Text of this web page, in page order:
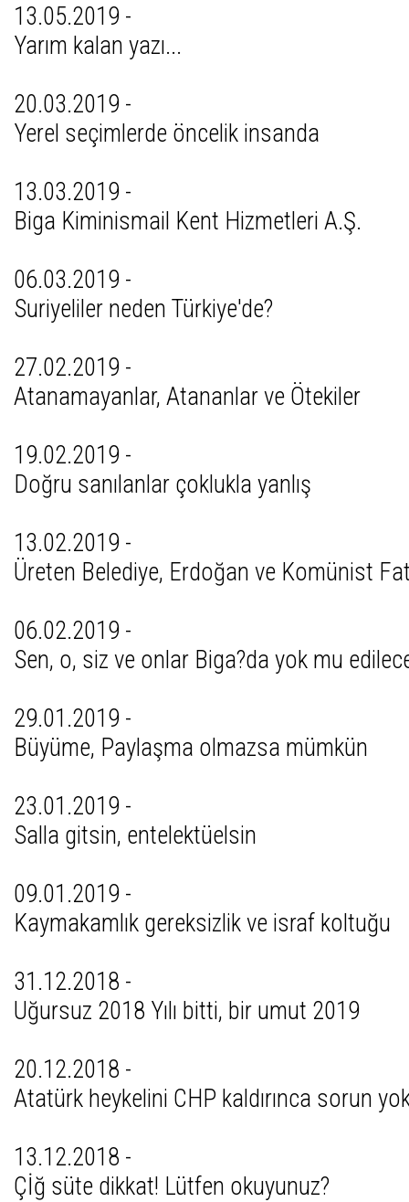
13.05.2019 -
Yarım kalan yazı...
20.03.2019 -
Yerel seçimlerde öncelik insanda
13.03.2019 -
Biga Kiminismail Kent Hizmetleri A.Ş.
06.03.2019 -
Suriyeliler neden Türkiye'de?
27.02.2019 -
Atanamayanlar, Atananlar ve Ötekiler
19.02.2019 -
Doğru sanılanlar çoklukla yanlış
13.02.2019 -
Üreten Belediye, Erdoğan ve Komünist
06.02.2019 -
Sen, o, siz ve onlar Biga?da yok mu
29.01.2019 -
Büyüme, Paylaşma olmazsa mümkün
23.01.2019 -
Salla gitsin, entelektüelsin
09.01.2019 -
Kaymakamlık gereksizlik ve israf koltuğu
31.12.2018 -
Uğursuz 2018 Yılı bitti, bir umut 2019
20.12.2018 -
Atatürk heykelini CHP kaldırınca sorun
13.12.2018 -
Çİğ süte dikkat! Lütfen okuyunuz?